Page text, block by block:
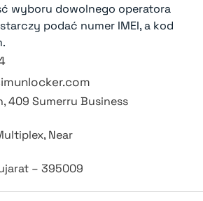
wyboru dowolnego operatora
podać numer IMEI, a kod
409 Sumerru Business
Near
– 395009